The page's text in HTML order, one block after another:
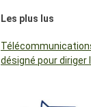
Les plus lus
désigné pour diriger